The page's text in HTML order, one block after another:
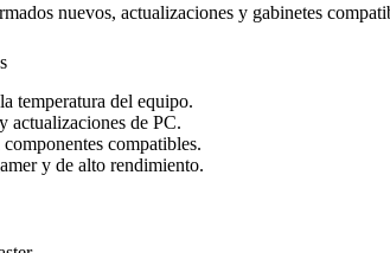
nuevos, actualizaciones y gabinetes
temperatura del equipo.
actualizaciones de PC.
compatibles.
y de alto rendimiento.